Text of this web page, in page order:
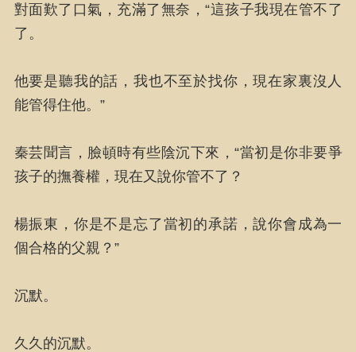
對面歎了口氣，充滿了無奈，“這孩子我現在管不了
了。
他要是聽我的話，我也不至於找你，現在家裏沒人
能管得住他。”
秦芸聞言，臉頓時有些陰沉下來，“當初是你非要爭
孩子的撫養權，現在又說你管不了？
楊振東，你是不是忘了當初的承諾，說你會成為一
個合格的父親？”
沉默。
久久的沉默。